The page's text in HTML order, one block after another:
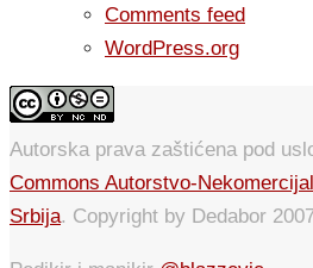
Comments feed
WordPress.org
Autorska prava zaštićena pod
Commons Autorstvo-
Srbija. Copyright by Dedabor